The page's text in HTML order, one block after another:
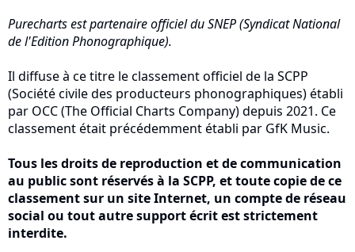
Purecharts est partenaire officiel du SNEP (Syndicat National
de l'Edition Phonographique).
Il diffuse à ce titre le classement officiel de la SCPP
(Société civile des producteurs phonographiques) établi
par OCC (The Official Charts Company) depuis 2021. Ce
classement était précédemment établi par GfK Music.
Tous les droits de reproduction et de communication
au public sont réservés à la SCPP, et toute copie de ce
classement sur un site Internet, un compte de réseau
social ou tout autre support écrit est strictement
interdite.